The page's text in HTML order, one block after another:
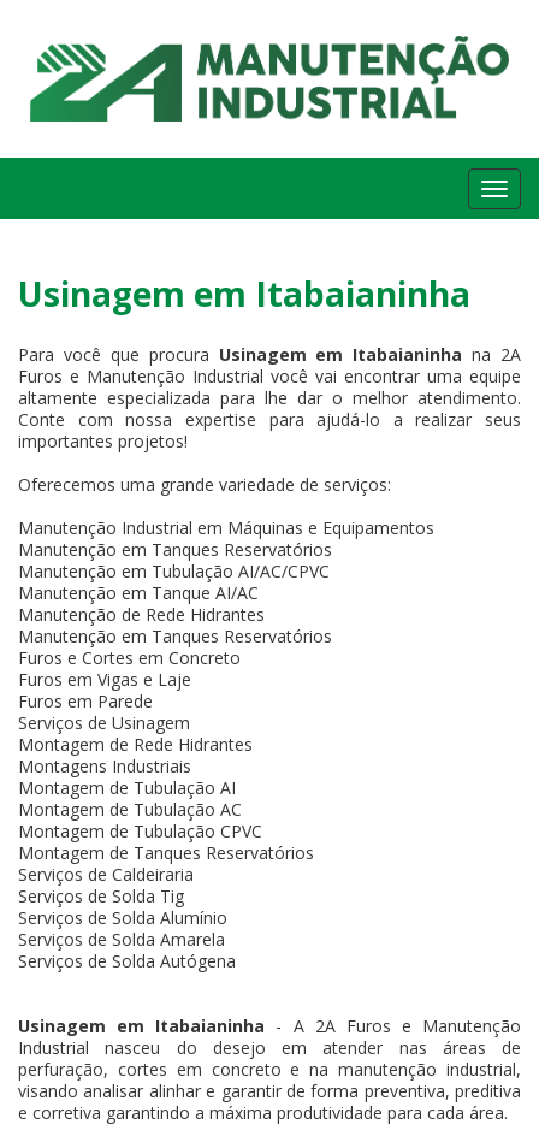
Usinagem em Itabaianinha
Para você que procura Usinagem em Itabaianinhana 2A
Furos e Manutenção Industrial você vai encontrar uma equipe
altamente especializada para lhe dar o melhor atendimento.
Conte com nossa expertise para ajudá-lo a realizar seus
importantes projetos!
Oferecemos uma grande variedade de serviços:
Manutenção Industrial em Máquinas e Equipamentos
Manutenção em Tanques Reservatórios
Manutenção em Tubulação AI/AC/CPVC
Manutenção em Tanque AI/AC
Manutenção de Rede Hidrantes
Manutenção em Tanques Reservatórios
Furos e Cortes em Concreto
Furos em Vigas e Laje
Furos em Parede
Serviços de Usinagem
Montagem de Rede Hidrantes
Montagens Industriais
Montagem de Tubulação AI
Montagem de Tubulação AC
Montagem de Tubulação CPVC
Montagem de Tanques Reservatórios
Serviços de Caldeiraria
Serviços de Solda Tig
Serviços de Solda Alumínio
Serviços de Solda Amarela
Serviços de Solda Autógena
Usinagem em Itabaianinha - A 2A Furos e Manutenção
Industrial nasceu do desejo em atender nas áreas de
perfuração, cortes em concreto e na manutenção industrial,
visando analisar alinhar e garantir de forma preventiva, preditiva
e corretiva garantindo a máxima produtividade para cada área.